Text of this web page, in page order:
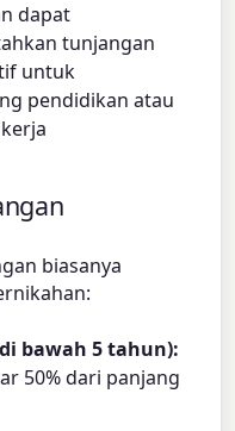
dapat
tunjangan
untuk
pendidikan atau
biasanya
bawah 5 tahun):
50% dari panjang